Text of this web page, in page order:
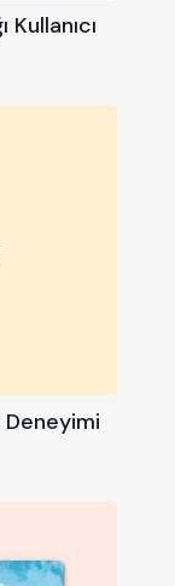
Deneyimi